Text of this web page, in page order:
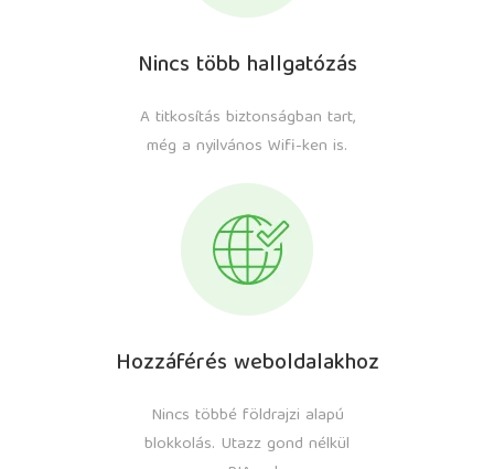
Nincs több hallgatózás
A titkosítás biztonságban tart,
még a nyilvános Wifi-ken is.
Hozzáférés weboldalakhoz
Nincs többé földrajzi alapú
blokkolás. Utazz gond nélkül